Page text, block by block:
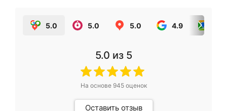
5.0 5.0 5.0 4.9
5.0 из 5
На основе 945оценок
Оставить отзыв